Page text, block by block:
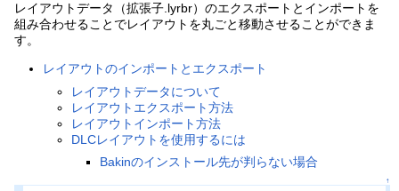
レイアウトデータ（拡張子.lyrbr）のエクスポートとインポートを
組み合わせることでレイアウトを丸ごと移動させることができま
す。
レイアウトのインポートとエクスポート
レイアウトデータについて
レイアウトエクスポート方法
レイアウトインポート方法
DLCレイアウトを使用するには
Bakinのインストール先が判らない場合
↑